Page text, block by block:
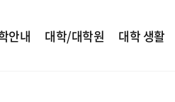
안내 대학/대학원 대학 생활